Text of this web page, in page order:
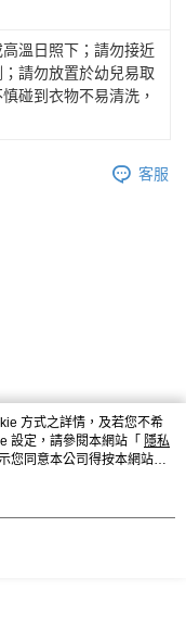
溫日照下；請勿接近
請勿放置於幼兒易取
碰到衣物不易清洗，
客服
方式之詳情，及若您不希
設定，請參閱本網站「 隱私
您同意本公司得按本網站使